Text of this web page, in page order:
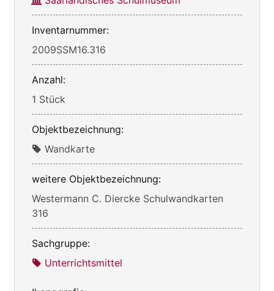
Inventarnummer:
2009SSM16.316
Anzahl:
1 Stück
Objektbezeichnung:
Wandkarte
weitere Objektbezeichnung:
Westermann C. Diercke Schulwandkarten
316
Sachgruppe:
Unterrichtsmittel